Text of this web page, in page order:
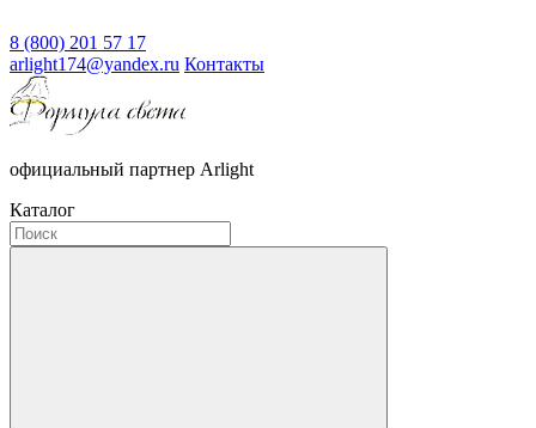
8 (800) 201 57 17
arlight174@yandex.ru Контакты
официальный партнер Arlight
Каталог